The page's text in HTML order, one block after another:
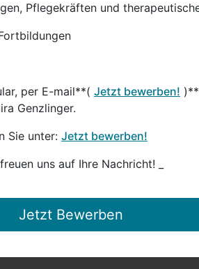
Pflegekräften und
per E-mail**( Jetzt bewerben!
Genzlinger.
Sie unter: Jetzt bewerben!
uns auf Ihre Nachricht! _
Jetzt Bewerben